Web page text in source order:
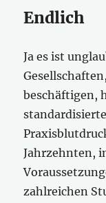
Endlich
Ja es ist
beschäftigen,
Jahrzehnten,
zahlreichen